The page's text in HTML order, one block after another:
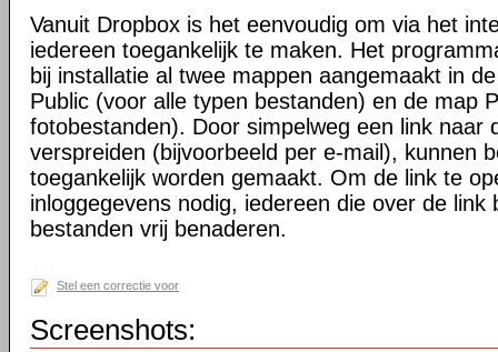
Vanuit Dropbox is het eenvoudig om via het
iedereen toegankelijk te maken. Het
bij installatie al twee mappen aangemaakt in
Public (voor alle typen bestanden) en de map
fotobestanden). Door simpelweg een link naar
verspreiden (bijvoorbeeld per e-mail), kunnen
toegankelijk worden gemaakt. Om de link te
inloggegevens nodig, iedereen die over de link
bestanden vrij benaderen.
Stel een correctie voor
Screenshots: